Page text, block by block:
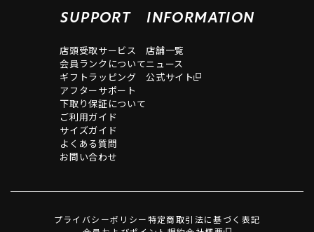
SUPPORT
店頭受取サービス
会員ランクについて
ギフトラッピング
アフターサポート
下取り保証について
ご利用ガイド
サイズガイド
よくある質問
お問い合わせ
INFORMATION
店舗一覧
ニュース
公式サイト
プライバシーポリシー特定商取引法に基づく表記